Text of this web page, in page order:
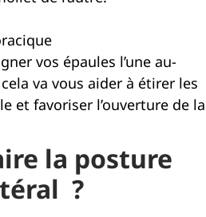
vos épaules l’une au-
va vous aider à étirer les
et favoriser l’ouverture de la
la posture
?